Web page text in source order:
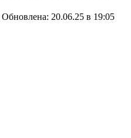
Обновлена: 20.06.25 в 19:05